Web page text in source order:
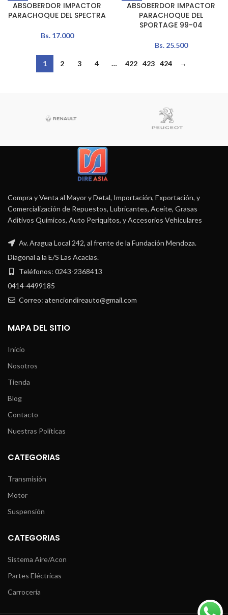
ABSOBERDOR IMPACTOR
PARACHOQUE DEL SPECTRA
Bs.17.000
ABSOBERDOR IMPACTOR
PARACHOQUE DEL
SPORTAGE 99-04
Bs.25.500
1 2 3 4 … 422 423 424 →
Compra y Venta al Mayor y Detal, Importación, Exportación, y
Comercialización de Repuestos, Lubricantes, Aceite, Grasas
Aditivos Químicos, Auto Periquitos, y Accesorios Vehiculares
Av. Aragua Local 242, al frente de la Fundación Mendoza.
Diagonal a la E/S Las Acacias.
Teléfonos: 0243-2368413
0414-4499185
Correo: atenciondireauto@gmail.com
MAPA DEL SITIO
Inicio
Nosotros
Tienda
Blog
Contacto
Nuestras Políticas
CATEGORIAS
Transmisión
Motor
Suspensión
CATEGORIAS
Sistema Aire/Acon
Partes Eléctricas
Carrocería